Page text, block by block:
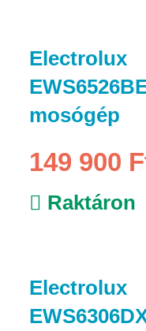
Electrolux
mosógép
149 900
Raktáron
Electrolux